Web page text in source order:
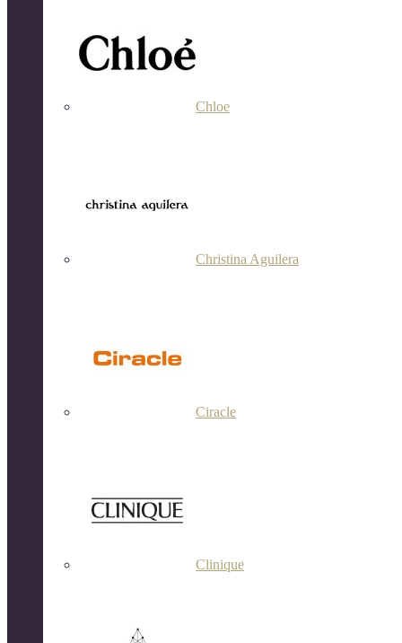
Chloe
Christina Aguilera
Ciracle
Clinique